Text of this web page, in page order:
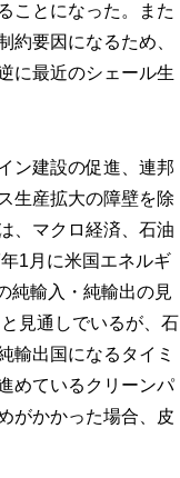
ことになった。また
約要因になるため、
に最近のシェール生
ン建設の促進、連邦
生産拡大の障壁を除
、マクロ経済、石油
1月に米国エネルギ
純輸入・純輸出の見
見通しでいるが、石
輸出国になるタイミ
めているクリーンパ
がかかった場合、皮